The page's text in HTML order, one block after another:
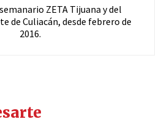
ZETA Tijuana y del
de Culiacán, desde febrero de
2016.